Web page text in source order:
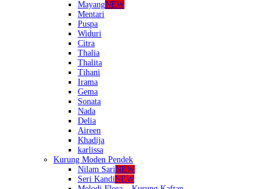
MayangNEW
Mentari
Puspa
Widuri
Citra
Thalia
Thalita
Tihani
Irama
Gema
Sonata
Nada
Delia
Aireen
Khadija
karlissa
Kurung Moden Pendek
Nilam SariNEW
Seri KandiNEW